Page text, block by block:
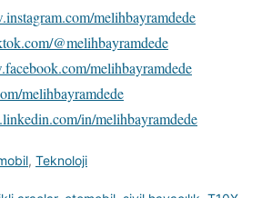
melihbayramdede
@melihbayramdede
melihbayramdede
melihbayramdede
in/melihbayramdede
, Teknoloji